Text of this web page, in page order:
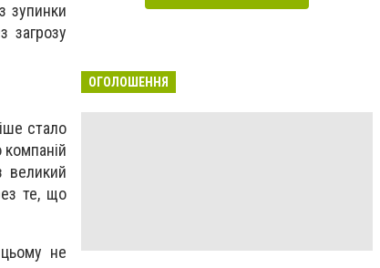
зупинки
загрозу
стало
великий
те, що
не
ОГОЛОШЕННЯ